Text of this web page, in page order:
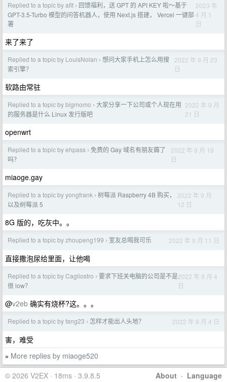
Replied to a topic by afit › 回馈福利，送 GPT 的 API KEY 啦～基于
GPT-3.5-Turbo 模型的问答机器人，使用 Next.js 搭建， Vercel 一键部
署
2023 年
4 月 1
日
来了来了
Replied to a topic by LouisNolan › 想问大家手机上怎么用搜
索引擎？
2022 年 9 月 23
日
软路由常驻
Replied to a topic by bigmomo › 大家分享一下公司或个人现在用
的服务器是什么 Linux 发行版吧
2022 年 9 月
21 日
openwrt
Replied to a topic by ehpass › 免费的 Gay 域名有朋友薅了
吗？
2022 年 9 月 19
日
miaoge.gay
Replied to a topic by yongfrank › 树莓派 Raspberry 4B 购买，
以及树莓派 5
2022 年 9 月
12 日
8G 版的，吃灰中。。
Replied to a topic by zhoupeng199 › 室友总喝我可乐 2022 年 9 月 11 日
直接撒泡尿给里面，让他喝
Replied to a topic by Cagliostro › 要求下班关电脑的公司是不是
很 low？
2022 年 9 月 4
日
@v2eb 确实有烧杯?这。。。
Replied to a topic by fang23 › 怎样才能出人头地？ 2022 年 9 月 4 日
害，难受
» More replies by miaoge520
About · Language
© 2026 V2EX · 18ms · 3.9.8.5